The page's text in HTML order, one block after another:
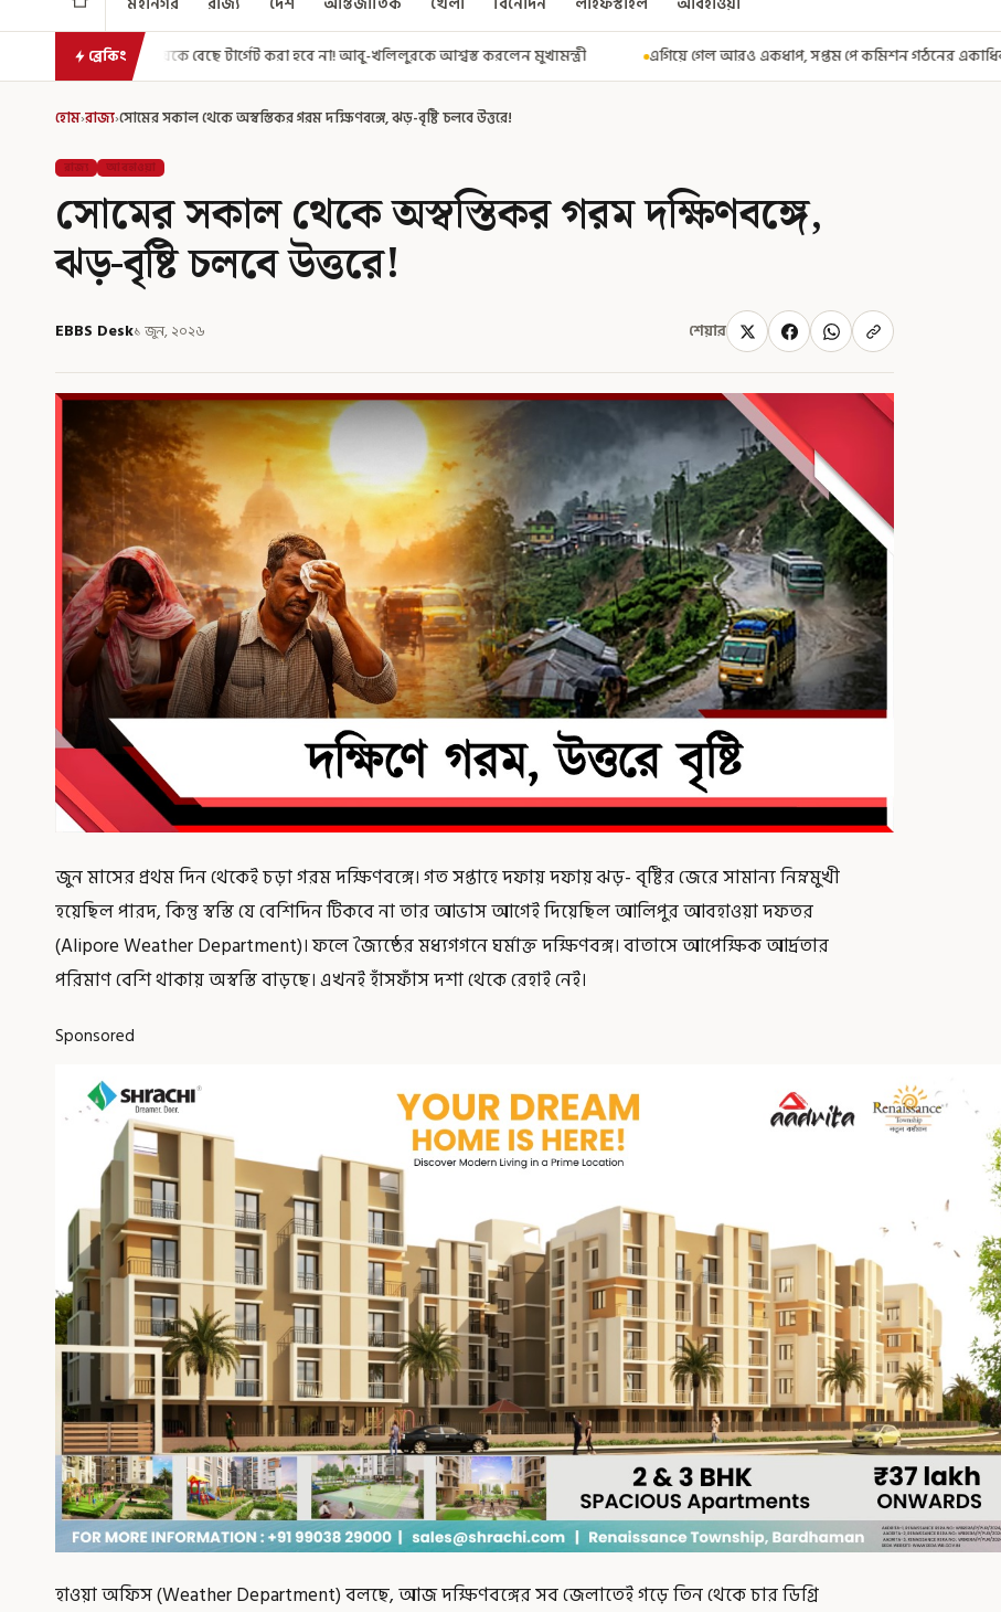
ব্রেকিং
টার্গেট করা হবে না! আবু-খলিলুরকে আশ্বস্ত করলেন মুখ্যমন্ত্রী এগিয়ে গেল আরও একধাপ, সপ্তম পে কমিশন গঠনের একাধিক শর্ত ঘোষণা করে বিজ্ঞপ্তি নবান্নের
হোম›রাজ্য›সোমের সকাল থেকে অস্বস্তিকর গরম দক্ষিণবঙ্গে, ঝড়-বৃষ্টি চলবে উত্তরে!
রাজ্য আবহাওয়া
সোমের সকাল থেকে অস্বস্তিকর গরম দক্ষিণবঙ্গে,
ঝড়-বৃষ্টি চলবে উত্তরে!
EBBS Desk১ জুন, ২০২৬ শেয়ার
জুন মাসের প্রথম দিন থেকেই চড়া গরম দক্ষিণবঙ্গে। গত সপ্তাহে দফায় দফায় ঝড়- বৃষ্টির জেরে সামান্য নিম্নমুখী
হয়েছিল পারদ, কিন্তু স্বস্তি যে বেশিদিন টিকবে না তার আভাস আগেই দিয়েছিল আলিপুর আবহাওয়া দফতর
(Alipore Weather Department)। ফলে জ্যৈষ্ঠের মধ্যগগনে ঘর্মাক্ত দক্ষিণবঙ্গ। বাতাসে আপেক্ষিক আর্দ্রতার
পরিমাণ বেশি থাকায় অস্বস্তি বাড়ছে। এখনই হাঁসফাঁস দশা থেকে রেহাই নেই।
Sponsored
হাওয়া অফিস (Weather Department) বলছে, আজ দক্ষিণবঙ্গের সব জেলাতেই গড়ে তিন থেকে চার ডিগ্রি